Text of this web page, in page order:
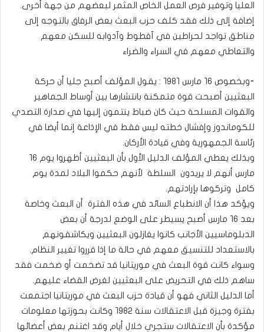
العليا وتوفير فرص العمل الخاص المثمر لبعضهم من جهة أخرى.
إضافة إلى ذلك فقد كلف حزب البعث بعض الرفاق بالتوجه إلى
مناطق تواجد لحراطين في آفطوط وآدوابه للسكن معهم
والتعاطي معهم في السراء والضراء
⁃وبخصوص ١٦ مارس ١٩٨١ : يقول المؤلف أصبح جليا أن حركة
البعثيين أصبحت قوة متمكنة بانتشارها بين أوساط الجماهير
والقوات المسلحة حيث كان ضباط ينتمون إليها في صدارة التصدي
للكوماندوز وإفشال خطته ليس فقط في الإذاعة إنما أيضا في
رئاسة الجمهورية وفي قيادة الأركان.
وبذلك يعطي المؤلف الدليل الأول بأن البعثيين أظهروا يوم ١٦
مارس أنهم لا يريدون السلطة لأنهم حكموا البلاد لمدة يوم
كامل وتركوها بإرادتهم.
ويؤكد هذا أن الانطباع السائد في هذه الفترة أن البعث وخاصة
بعد ١٦ مارس أصبح يسيطر على الوضع لدرجة أن بعض
الدبلوماسيين الأجانب كانوا يغازلون البعثيين ويكاشفونهم
بالاستعداد للتنسيق معهم في حالة ما إذا قرروا تغيير النظام.
وسواء كانت قوة البعث في موريتانيا قد تضخمت أو ضخمت فقد
ساهم ذلك في التحريض على البعثيين لغرض القضاء عليهم.
أما الدليل الثاني فهو أن قيادة حزب البعث في موريتانيا اجتمعت
بفترة وجيزة قبل الاعتقالات سنة ١٩٨٢ وكانت بحوزتها معلومات
مؤكدة بأن الاعتقالات ستجري خلال أيام وقد اغتنم بعض أعضائها